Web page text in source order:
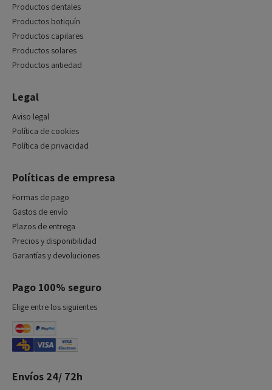
Productos dentales
Productos botiquín
Productos capilares
Productos solares
Productos antiedad
Legal
Aviso legal
Política de cookies
Política de privacidad
Políticas de empresa
Formas de pago
Gastos de envío
Plazos de entrega
Precios y disponibilidad
Garantías y devoluciones
Pago 100% seguro
Elige entre los siguientes
Envíos 24/ 72h